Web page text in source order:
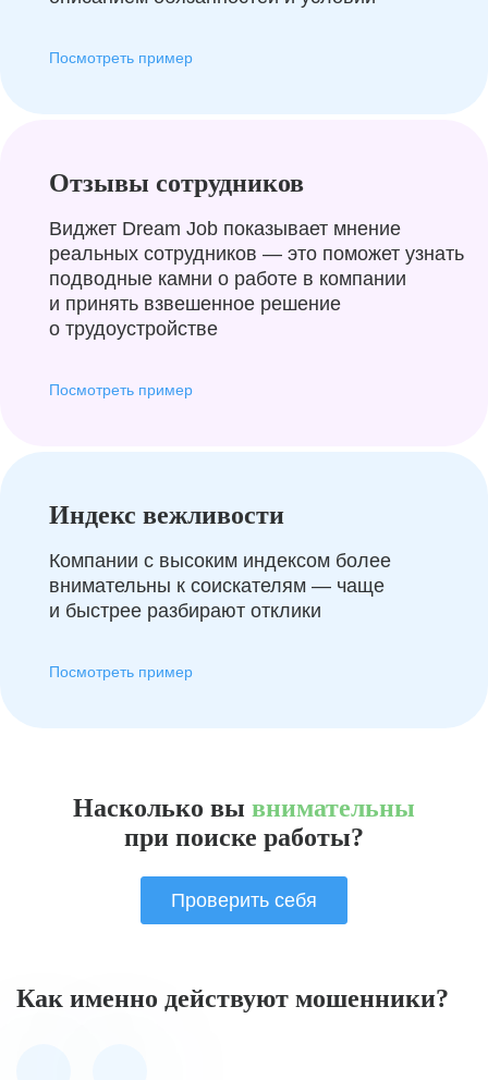
Посмотреть пример
Отзывы сотрудников
Виджет Dream Job показывает мнение
реальных сотрудников — это поможет узнать
подводные камни о работе в компании
и принять взвешенное решение
о трудоустройстве
Посмотреть пример
Индекс вежливости
Компании с высоким индексом более
внимательны к соискателям — чаще
и быстрее разбирают отклики
Посмотреть пример
Насколько вы внимательны
при поиске работы?
Проверить себя
Как именно действуют мошенники?